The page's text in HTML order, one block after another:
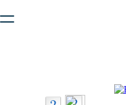
безопасную работу с сайтом.